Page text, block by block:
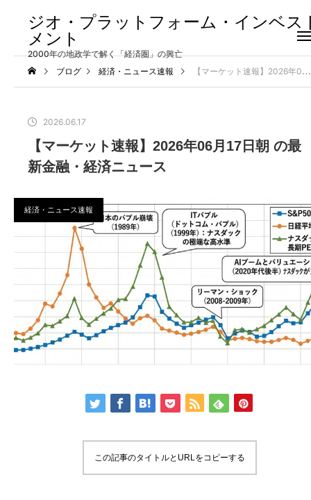
ジオ・プラットフォーム・インベス
メント
2000年の地政学で解く「経済圏」の興亡
ブログ
経済・ニュース速報 【マーケット速報】2026年06月17日朝 の最新金融・経済ニュース
2026.06.17
【マーケット速報】2026年06月17日朝 の最
新金融・経済ニュース
経済・ニュース速報
この記事のタイトルとURLをコピーする